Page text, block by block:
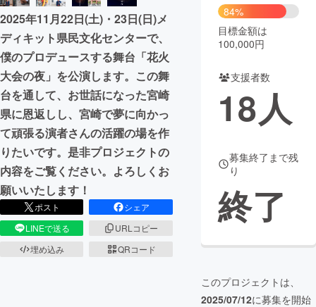
まちづくり・地域活性化
CAMPFIRE for Social Good
CAMPFIRE Creation
CAMPFIREふるさと納税machi-ya コミュニティ
2025年11月22日(土)・23日(日)メ
ディキット県民文化センターで、
僕のプロデュースする舞台「花火
大会の夜」を公演します。この舞
台を通して、お世話になった宮崎
県に恩返しし、宮崎で夢に向かっ
て頑張る演者さんの活躍の場を作
りたいです。是非プロジェクトの
内容をご覧ください。よろしくお
願いいたします！
ポスト
シェア
LINEで送る
URLコピー
埋め込み
QRコード
84%
目標金額は
100,000円
支援者数
18人
募集終了まで残
り
終了
このプロジェクトは、
2025/07/12に募集を開始